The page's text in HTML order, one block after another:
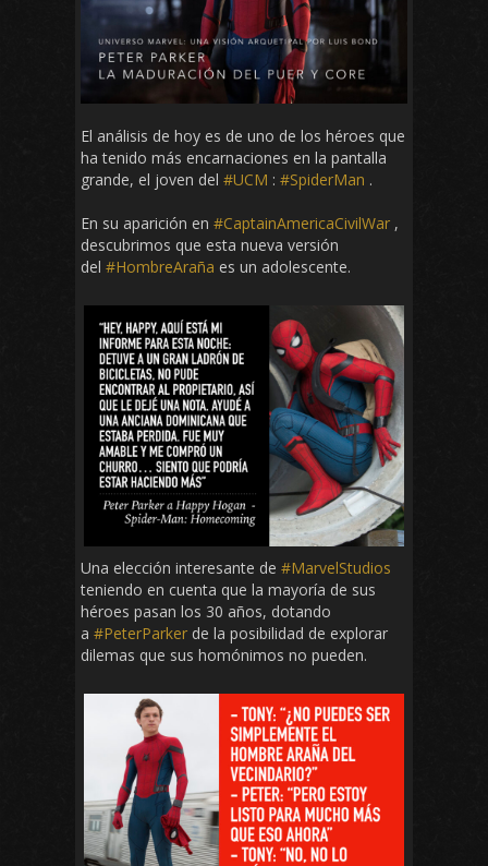
El análisis de hoy es de uno de los héroes que
ha tenido más encarnaciones en la pantalla
grande, el joven del #UCM : #SpiderMan .
En su aparición en #CaptainAmericaCivilWar ,
descubrimos que esta nueva versión
del #HombreAraña es un adolescente.
Una elección interesante de #MarvelStudios
teniendo en cuenta que la mayoría de sus
héroes pasan los 30 años, dotando
a #PeterParker de la posibilidad de explorar
dilemas que sus homónimos no pueden.